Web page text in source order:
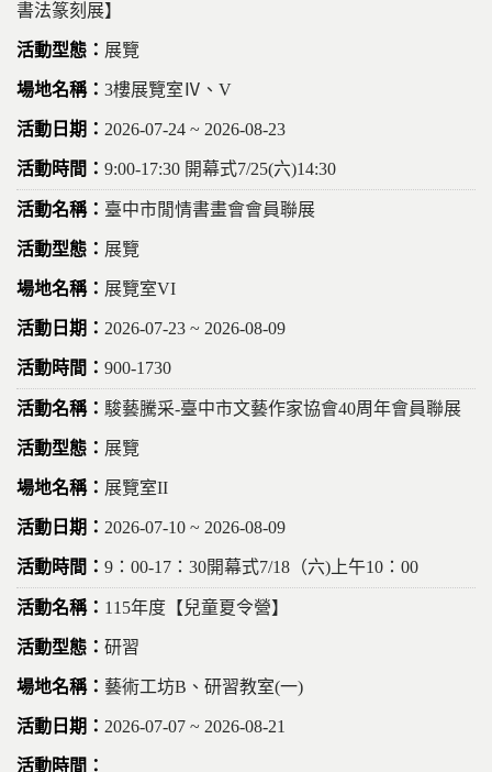
書法篆刻展】
展覽
3樓展覽室Ⅳ、V
2026-07-24 ~ 2026-08-23
9:00-17:30 開幕式7/25(六)14:30
臺中市閒情書畫會會員聯展
展覽
展覽室VI
2026-07-23 ~ 2026-08-09
900-1730
駿藝騰采-臺中市文藝作家協會40周年會員聯展
展覽
展覽室II
2026-07-10 ~ 2026-08-09
9：00-17：30開幕式7/18（六)上午10：00
115年度【兒童夏令營】
研習
藝術工坊B、研習教室(一)
2026-07-07 ~ 2026-08-21